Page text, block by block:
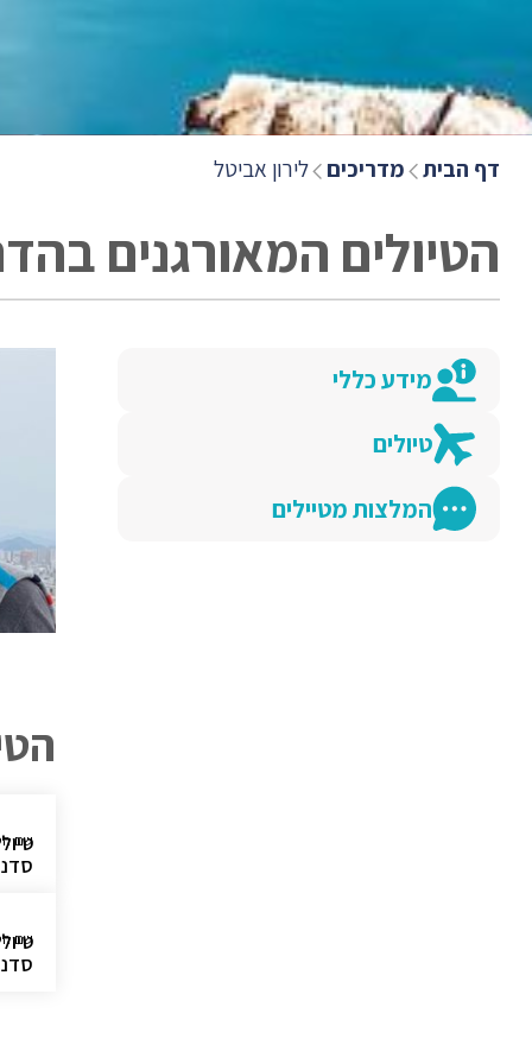
דף הבית מדריכים לירון אביטל
הטיולים המאורגנים
מידע כללי
טיולים
המלצות מטיילים
שם
שם